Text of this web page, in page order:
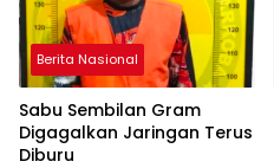
Berita Nasional
Sabu Sembilan Gram
Digagalkan Jaringan Terus
Diburu